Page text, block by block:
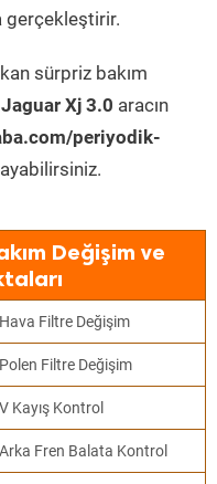
gerçekleştirir.
sürpriz bakım
Xj 3.0 aracın
periyodik-
Değişim ve
Hava Filtre Değişim
Polen Filtre Değişim
V Kayış Kontrol
Arka Fren Balata Kontrol